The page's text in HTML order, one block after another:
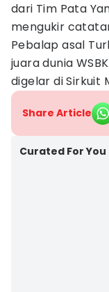
dari Tim Pata
mengukir
Pebalap asal
juara dunia
digelar di Sirkuit
Share Article
Curated For You